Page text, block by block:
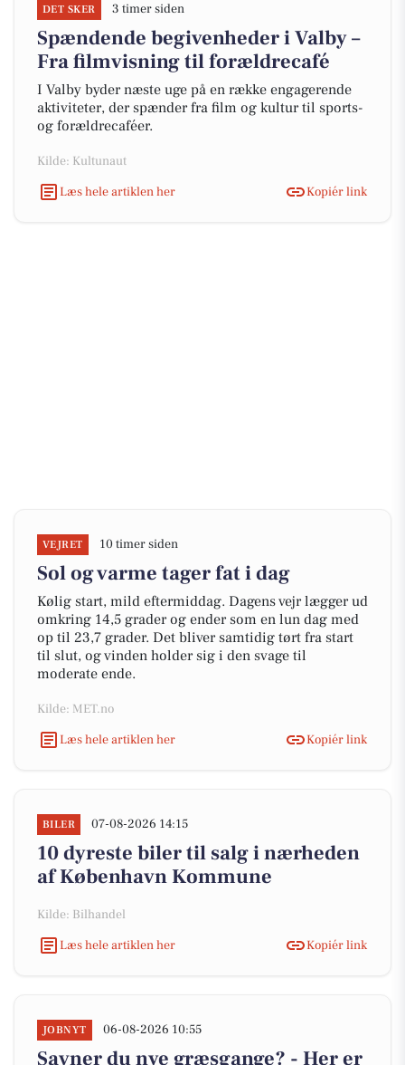
DET SKER 3 timer siden
Spændende begivenheder i Valby –
Fra filmvisning til forældrecafé
I Valby byder næste uge på en række engagerende
aktiviteter, der spænder fra film og kultur til sports-
og forældrecaféer.
Kilde: Kultunaut
Læs hele artiklen her
Kopiér link
VEJRET 10 timer siden
Sol og varme tager fat i dag
Kølig start, mild eftermiddag. Dagens vejr lægger ud
omkring 14,5 grader og ender som en lun dag med
op til 23,7 grader. Det bliver samtidig tørt fra start
til slut, og vinden holder sig i den svage til
moderate ende.
Kilde: MET.no
Læs hele artiklen her
Kopiér link
BILER 07-08-2026 14:15
10 dyreste biler til salg i nærheden
af København Kommune
Kilde: Bilhandel
Læs hele artiklen her
Kopiér link
JOBNYT 06-08-2026 10:55
Savner du nye græsgange? - Her er